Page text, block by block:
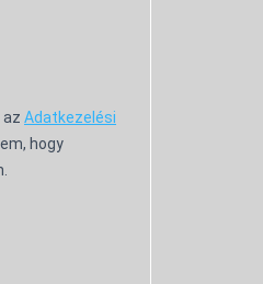
az Adatkezelési
hogy